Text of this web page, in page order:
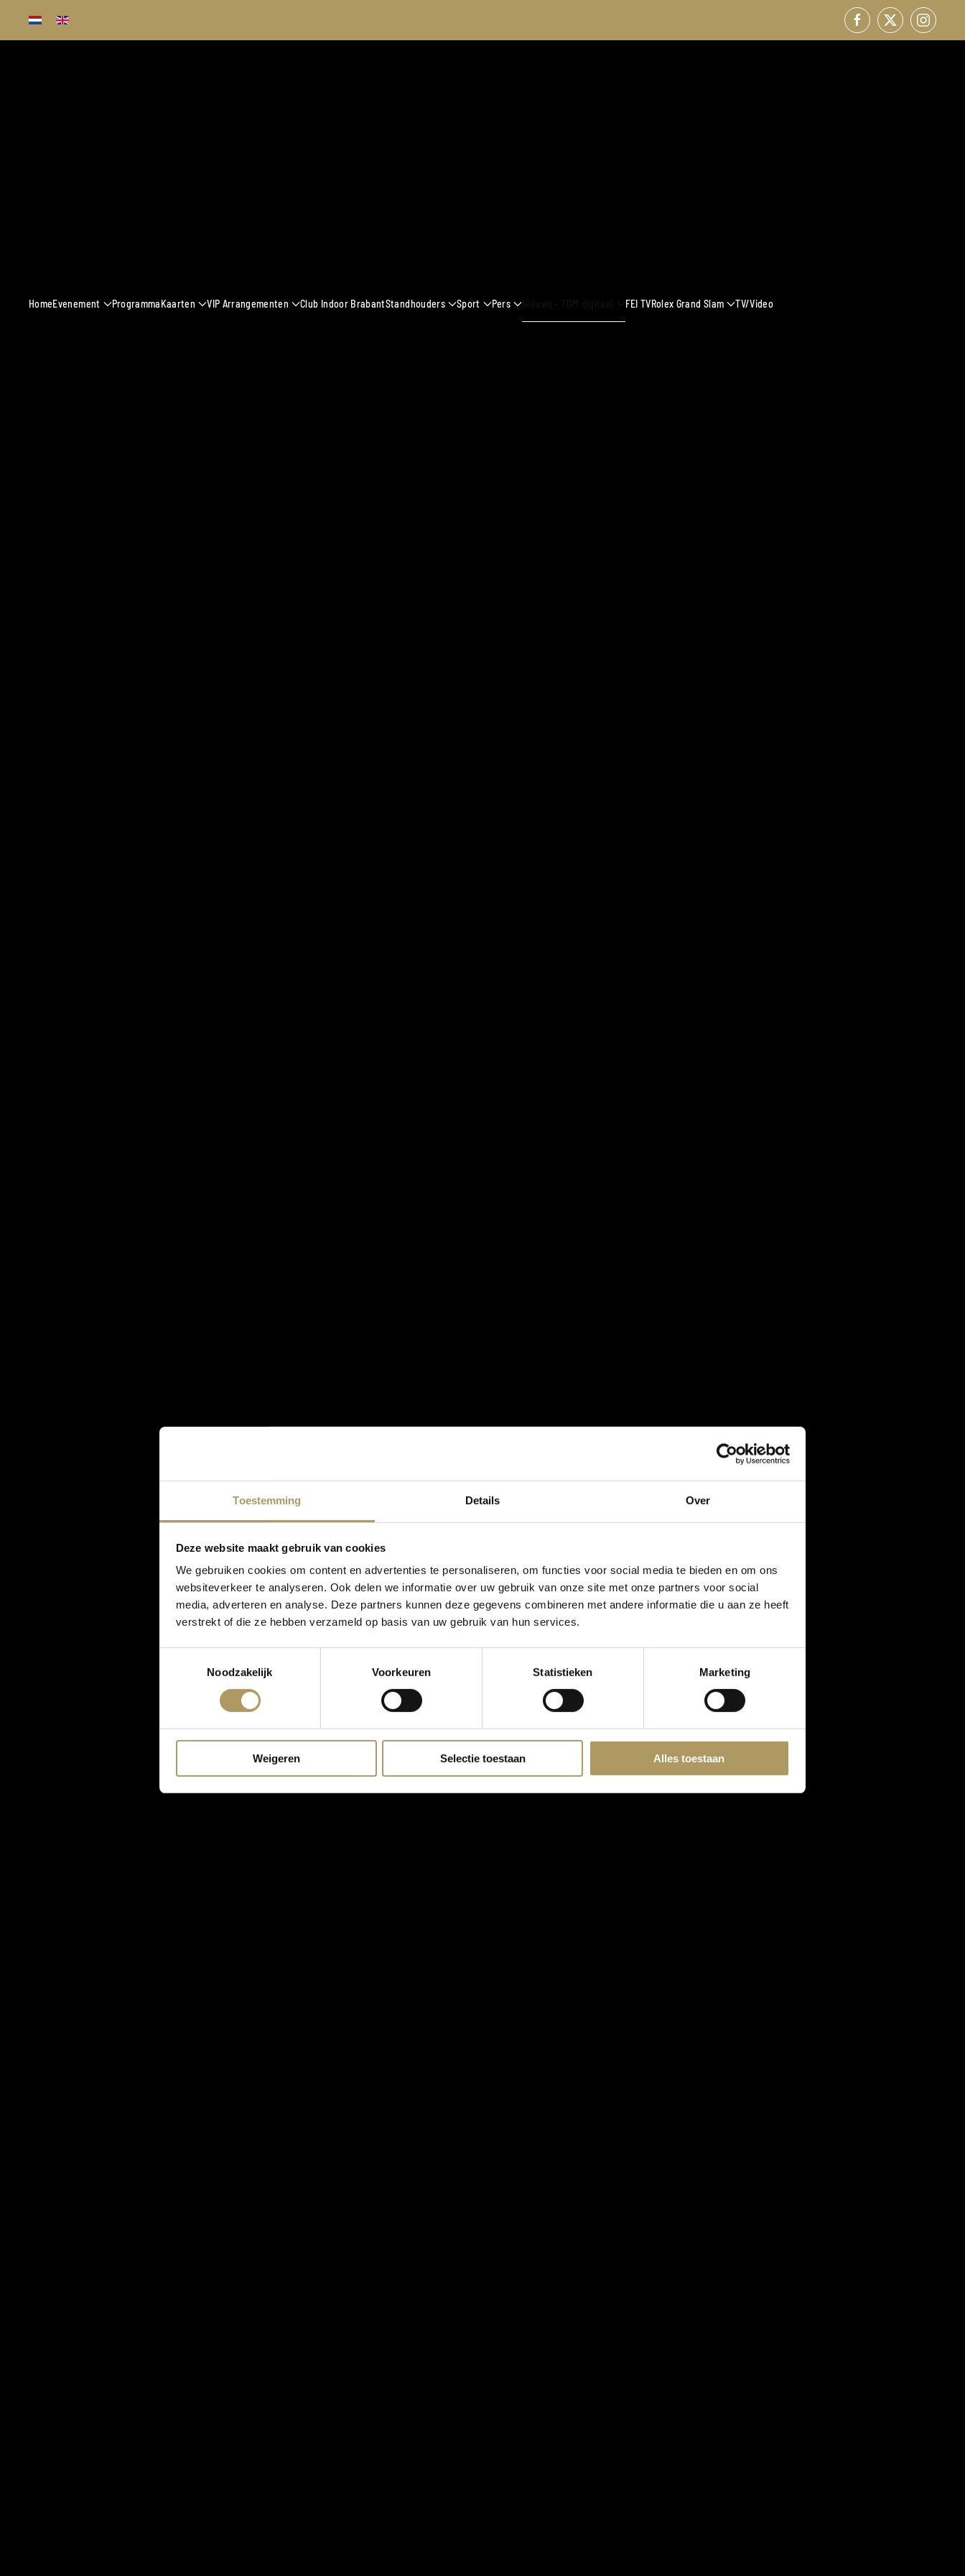
Toestemming Details Over
Deze website maakt gebruik van cookies
We gebruiken cookies om content en advertenties te personaliseren, om functies voor social media te bieden en om ons
websiteverkeer te analyseren. Ook delen we informatie over uw gebruik van onze site met onze partners voor social
media, adverteren en analyse. Deze partners kunnen deze gegevens combineren met andere informatie die u aan ze heeft
verstrekt of die ze hebben verzameld op basis van uw gebruik van hun services.
Noodzakelijk
Voorkeuren Statistieken Marketing
Weigeren Selectie toestaan Alles toestaan
HomeEvenement ProgrammaKaarten VIP Arrangementen Club Indoor BrabantStandhouders Sport Pers FEI TVRolex Grand Slam TV/Video